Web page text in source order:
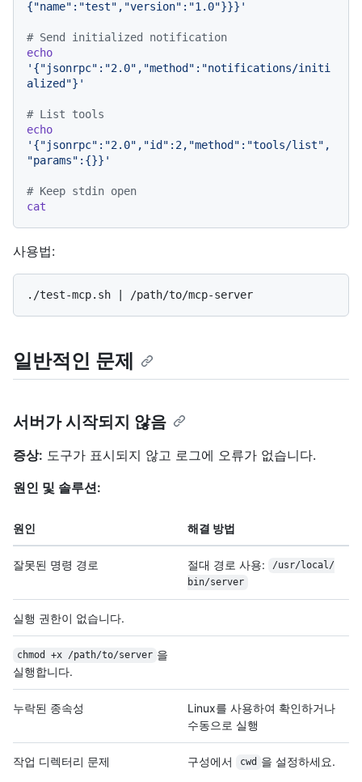
{"name":"test","version":"1.0"}}}'
# Send initialized notification
echo
'{"jsonrpc":"2.0","method":"notifications/initi
alized"}'
# List tools
echo
'{"jsonrpc":"2.0","id":2,"method":"tools/list",
"params":{}}'
# Keep stdin open
cat
사용법:
일반적인 문제
서버가 시작되지 않음
증상: 도구가 표시되지 않고 로그에 오류가 없습니다.
원인 및 솔루션:
원인 해결 방법
잘못된 명령 경로 절대 경로 사용: /usr/local/
bin/server
실행 권한이 없습니다.
chmod +x /path/to/server 을
실행합니다.
누락된 종속성
Linux를 사용하여 확인하거나
수동으로 실행
작업 디렉터리 문제 구성에서 cwd 을 설정하세요.